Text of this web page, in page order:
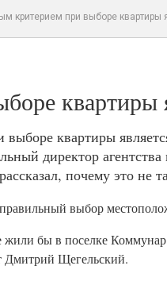
критерием при выборе квартиры
квартиры
квартиры
директор
почему это не
выбор
жили бы в поселке
Дмитрий Щегельский.